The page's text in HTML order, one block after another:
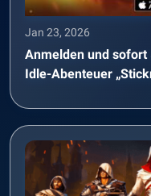
Jan 23, 2026
Anmelden und sofort
Idle-Abenteuer